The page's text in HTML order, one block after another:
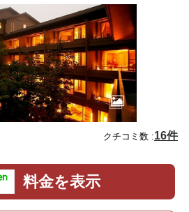
クチコミ数 :16件
料金を表示